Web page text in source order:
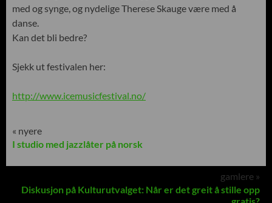
med og synge, og nydelige Therese Skauge være med å
danse.
Kan det bli bedre?
Sjekk ut festivalen her:
http://www.icemusicfestival.no/
« nyere
I studio med jazzlåter på norsk
gamlere »
Diskusjon på Kulturutvalget: Når er det greit å stille opp